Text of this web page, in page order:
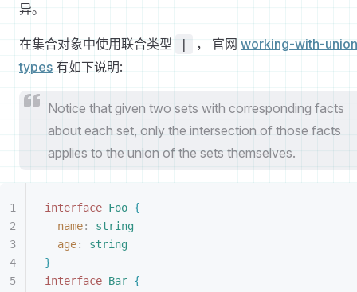
异。
在集合对象中使用联合类型 ， 官网 working-with-
types 有如下说明:
Notice that given two sets with corresponding facts
about each set, only the intersection of those facts
applies to the union of the sets themselves.
interface Foo {
name: string
age: string
}
interface Bar {